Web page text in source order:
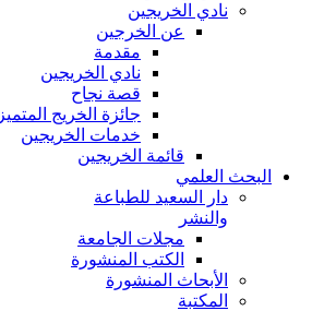
نادي الخريجين
عن الخرجين
مقدمة
نادي الخريجين
قصة نجاح
جائزة الخريج المتميز
خدمات الخريجين
قائمة الخريجين
البحث العلمي
دار السعيد للطباعة
والنشر
مجلات الجامعة
الكتب المنشورة
الأبحاث المنشورة
المكتبة